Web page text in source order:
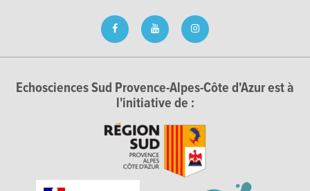
Echosciences Sud Provence-Alpes-Côte d'Azur est à
l'initiative de :